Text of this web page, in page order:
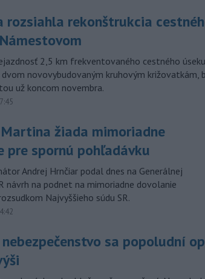
rozsiahla rekonštrukcia
2,5 km frekventovaného cestného úseku
novovybudovaným kruhovým križovatkám,
už koncom novembra.
žiada mimoriadne
pre spornú pohľadávku
Andrej Hrnčiar podal dnes na Generálnej
návrh na podnet na mimoriadne dovolanie
Najvyššieho súdu SR.
sa popoludní